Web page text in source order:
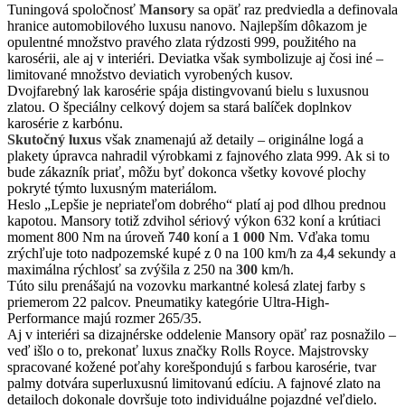
Tuningová spoločnosť Mansory sa opäť raz predviedla a definovala
hranice automobilového luxusu nanovo. Najlepším dôkazom je
opulentné množstvo pravého zlata rýdzosti 999, použitého na
karosérii, ale aj v interiéri. Deviatka však symbolizuje aj čosi iné –
limitované množstvo deviatich vyrobených kusov.
Dvojfarebný lak karosérie spája distingvovanú bielu s luxusnou
zlatou. O špeciálny celkový dojem sa stará balíček doplnkov
karosérie z karbónu.
Skutočný luxus však znamenajú až detaily – originálne logá a
plakety úpravca nahradil výrobkami z fajnového zlata 999. Ak si to
bude zákazník priať, môžu byť dokonca všetky kovové plochy
pokryté týmto luxusným materiálom.
Heslo „Lepšie je nepriateľom dobrého“ platí aj pod dlhou prednou
kapotou. Mansory totiž zdvihol sériový výkon 632 koní a krútiaci
moment 800 Nm na úroveň 740 koní a 1 000 Nm. Vďaka tomu
zrýchľuje toto nadpozemské kupé z 0 na 100 km/h za 4,4 sekundy a
maximálna rýchlosť sa zvýšila z 250 na 300 km/h.
Túto silu prenášajú na vozovku markantné kolesá zlatej farby s
priemerom 22 palcov. Pneumatiky kategórie Ultra-High-
Performance majú rozmer 265/35.
Aj v interiéri sa dizajnérske oddelenie Mansory opäť raz posnažilo –
veď išlo o to, prekonať luxus značky Rolls Royce. Majstrovsky
spracované kožené poťahy korešpondujú s farbou karosérie, tvar
palmy dotvára superluxusnú limitovanú edíciu. A fajnové zlato na
detailoch dokonale dovršuje toto individuálne pojazdné veľdielo.